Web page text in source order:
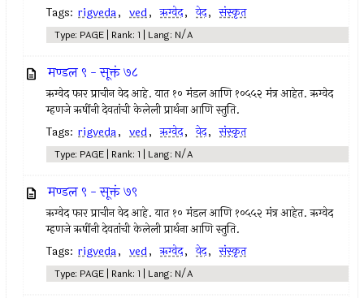
Tags: rigveda, ved, ऋग्वेद, वेद, संस्कृत
Type: PAGE | Rank: 1 | Lang: N/A
मण्डल ९ - सूक्तं ७८
ऋग्वेद फार प्राचीन वेद आहे. यात १० मंडल आणि १०५५२ मंत्र आहेत. ऋग्वेद
म्हणजे ऋषींनी देवतांची केलेली प्रार्थना आणि स्तुति.
Tags: rigveda, ved, ऋग्वेद, वेद, संस्कृत
Type: PAGE | Rank: 1 | Lang: N/A
मण्डल ९ - सूक्तं ७९
ऋग्वेद फार प्राचीन वेद आहे. यात १० मंडल आणि १०५५२ मंत्र आहेत. ऋग्वेद
म्हणजे ऋषींनी देवतांची केलेली प्रार्थना आणि स्तुति.
Tags: rigveda, ved, ऋग्वेद, वेद, संस्कृत
Type: PAGE | Rank: 1 | Lang: N/A